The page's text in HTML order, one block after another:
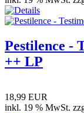
Pestilence -
++ LP
18,99 EUR
inkl. 19 % MwSt.